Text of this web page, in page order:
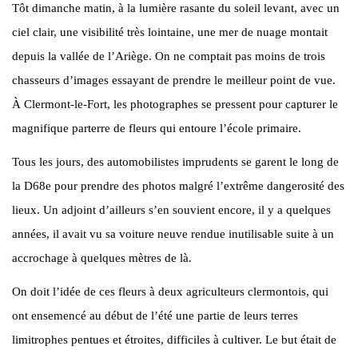
Tôt dimanche matin, à la lumière rasante du soleil levant, avec un
ciel clair, une visibilité très lointaine, une mer de nuage montait
depuis la vallée de l’Ariège. On ne comptait pas moins de trois
chasseurs d’images essayant de prendre le meilleur point de vue.
À Clermont-le-Fort, les photographes se pressent pour capturer le
magnifique parterre de fleurs qui entoure l’école primaire.
Tous les jours, des automobilistes imprudents se garent le long de
la D68e pour prendre des photos malgré l’extrême dangerosité des
lieux. Un adjoint d’ailleurs s’en souvient encore, il y a quelques
années, il avait vu sa voiture neuve rendue inutilisable suite à un
accrochage à quelques mètres de là.
On doit l’idée de ces fleurs à deux agriculteurs clermontois, qui
ont ensemencé au début de l’été une partie de leurs terres
limitrophes pentues et étroites, difficiles à cultiver. Le but était de